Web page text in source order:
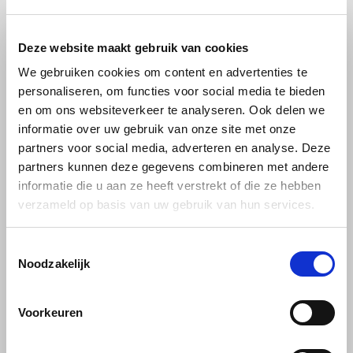
Deze website maakt gebruik van cookies
We gebruiken cookies om content en advertenties te
personaliseren, om functies voor social media te bieden
en om ons websiteverkeer te analyseren. Ook delen we
informatie over uw gebruik van onze site met onze
partners voor social media, adverteren en analyse. Deze
partners kunnen deze gegevens combineren met andere
informatie die u aan ze heeft verstrekt of die ze hebben
verzameld op basis van uw gebruik van hun services.
Noodzakelijk
Voorkeuren
Segafredo
TikTak
koffieroest de wereldwijde arabica-oogst
vernietigde. Tegenwoordig wordt deze
koffiesoort nog maar zelden gebruikt vanwege
zijn houtachtige en wrange smaak en het hoge
cafeïnegehalte.
Excelsa - koffie met Schotse smaak
Deze soort werd in het begin van de 20e eeuw
ontdekt bij het Tsjaadmeer in Afrika en komt nu
ook voor in Zuidoost-Azië. Hij groeit ook op hoge
koffiebomen en wordt beschouwd als een
aards en doet naar verluidt denken aan de
smaak van Schotse whisky, reden waarom het